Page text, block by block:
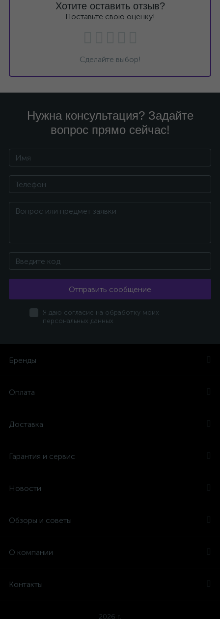
Хотите оставить отзыв?
Поставьте свою оценку!
Сделайте выбор!
Нужна консультация? Задайте
вопрос прямо сейчас!
Отправить сообщение
Я даю согласие на обработку моих
персональных данных
Бренды
Оплата
Доставка
Гарантия и сервис
Новости
Обзоры и советы
О компании
Контакты
2026 г.